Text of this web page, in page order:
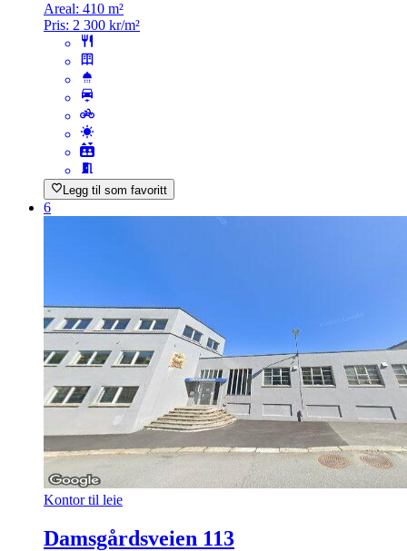
Areal: 410 m²
Pris: 2 300 kr/m²
Legg til som favoritt
6
Kontor til leie
Damsgårdsveien 113